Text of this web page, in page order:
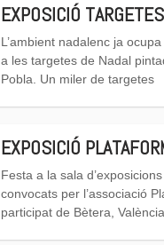
EXPOSICIÓ
L’ambient nadalenc ja
a les targetes de Nadal
Pobla. Un miler de targetes
EXPOSICIÓ
Festa a la sala
convocats per l’associació
participat de Bètera,